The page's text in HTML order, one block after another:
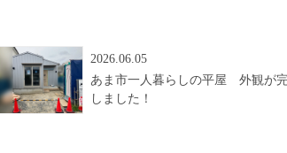
2026.06.05
あま市一人暮らしの平屋 外観が
しました！